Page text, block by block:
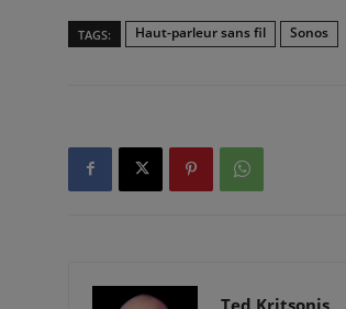
TAGS: Haut-parleur sans fil Sonos
Ted Kritsonis